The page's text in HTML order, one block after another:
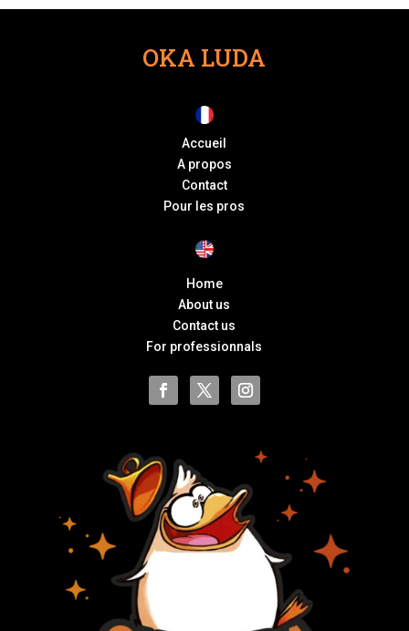
OKA LUDA
Accueil
A propos
Contact
Pour les pros
Home
About us
Contact us
For professionnals